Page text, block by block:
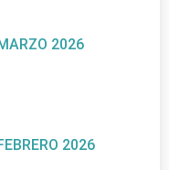
2026
2026